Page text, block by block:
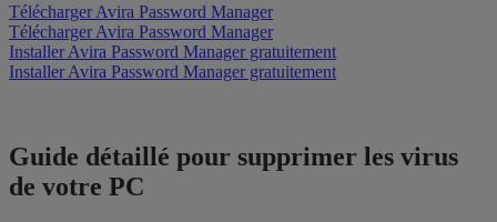
Télécharger Avira Password Manager
Télécharger Avira Password Manager
Installer Avira Password Manager gratuitement
Installer Avira Password Manager gratuitement
Guide détaillé pour supprimer les virus
de votre PC